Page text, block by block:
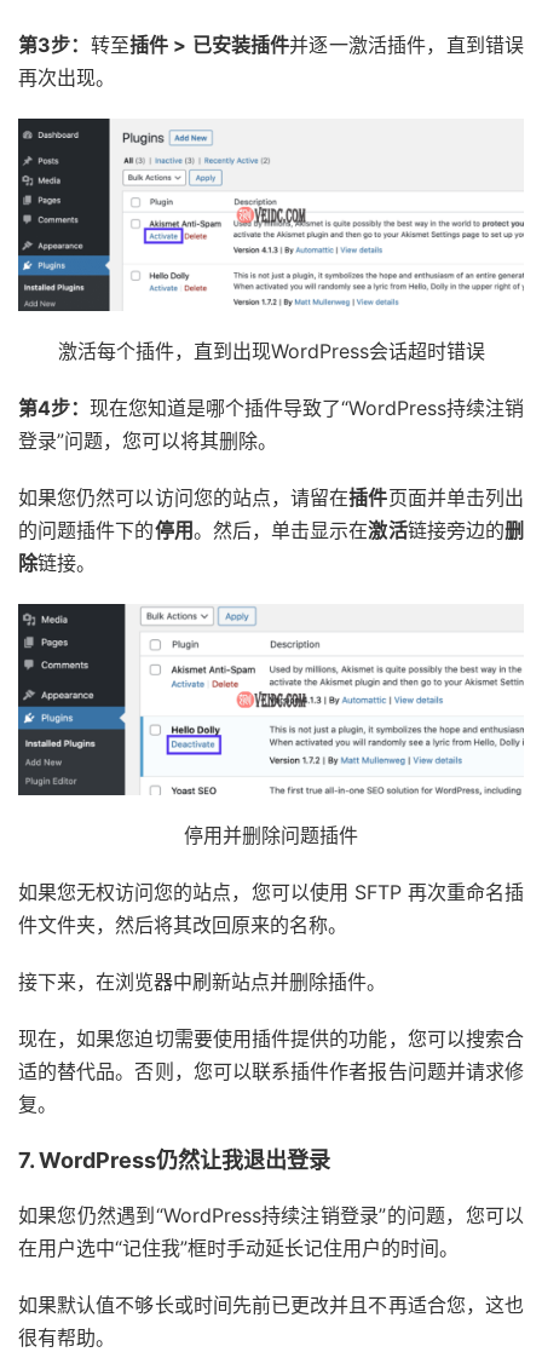
第3步： 转至插件 > 已安装插件并逐一激活插件，直到错误
再次出现。
激活每个插件，直到出现WordPress会话超时错误
第4步： 现在您知道是哪个插件导致了“WordPress持续注销
登录”问题，您可以将其删除。
如果您仍然可以访问您的站点，请留在插件页面并单击列出
的问题插件下的停用。然后，单击显示在激活链接旁边的删
除链接。
停用并删除问题插件
如果您无权访问您的站点，您可以使用 SFTP 再次重命名插
件文件夹，然后将其改回原来的名称。
接下来，在浏览器中刷新站点并删除插件。
现在，如果您迫切需要使用插件提供的功能，您可以搜索合
适的替代品。否则，您可以联系插件作者报告问题并请求修
复。
7. WordPress仍然让我退出登录
如果您仍然遇到“WordPress持续注销登录”的问题，您可以
在用户选中“记住我”框时手动延长记住用户的时间。
如果默认值不够长或时间先前已更改并且不再适合您，这也
很有帮助。